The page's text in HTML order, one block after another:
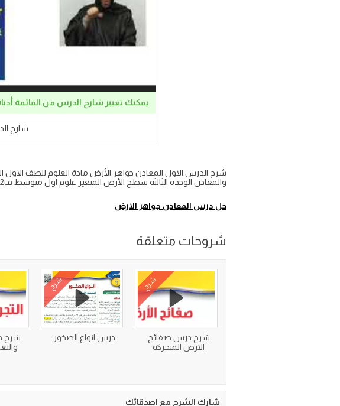
يمكنك تغيير شارح الدرس من القائمة
شارح
شرح الدرس الاول المعادن جواهر الأرض مادة العلوم للصف
والمعادن الوحدة الثالثة سطح الأرض المتغير علوم اول متوسط ف2 على موقع واجباتي
حل درس المعادن جواهر الارض
شروحات متعلقة
شرح
شرح درس صفائح
الارض المتحركة
شرح
درس انواع الصخور
شرح
شارك الشرح مع اصدقائك